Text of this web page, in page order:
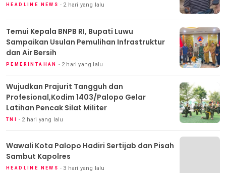
HEADLINE NEWS 2 hari yang lalu
Temui Kepala BNPB RI, Bupati Luwu
Sampaikan Usulan Pemulihan Infrastruktur
dan Air Bersih
PEMERINTAHAN 2 hari yang lalu
Wujudkan Prajurit Tangguh dan
Profesional,Kodim 1403/Palopo Gelar
Latihan Pencak Silat Militer
TNI 2 hari yang lalu
Wawali Kota Palopo Hadiri Sertijab dan Pisah
Sambut Kapolres
HEADLINE NEWS 3 hari yang lalu